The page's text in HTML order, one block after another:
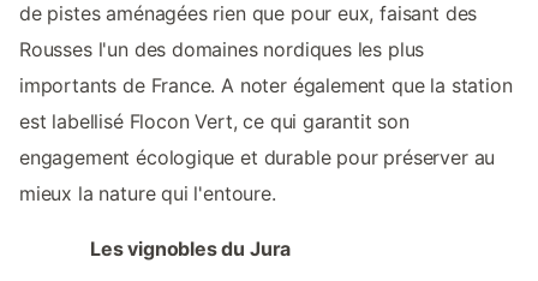
de pistes aménagées rien que pour eux, faisant des
Rousses l'un des domaines nordiques les plus
importants de France. A noter également que la station
est labellisé Flocon Vert, ce qui garantit son
engagement écologique et durable pour préserver au
mieux la nature qui l'entoure.
Les vignobles du Jura